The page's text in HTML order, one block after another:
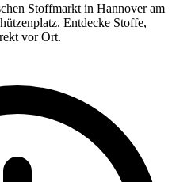
Stoffmarkt in Hannover am
Entdecke Stoffe,
vor Ort.